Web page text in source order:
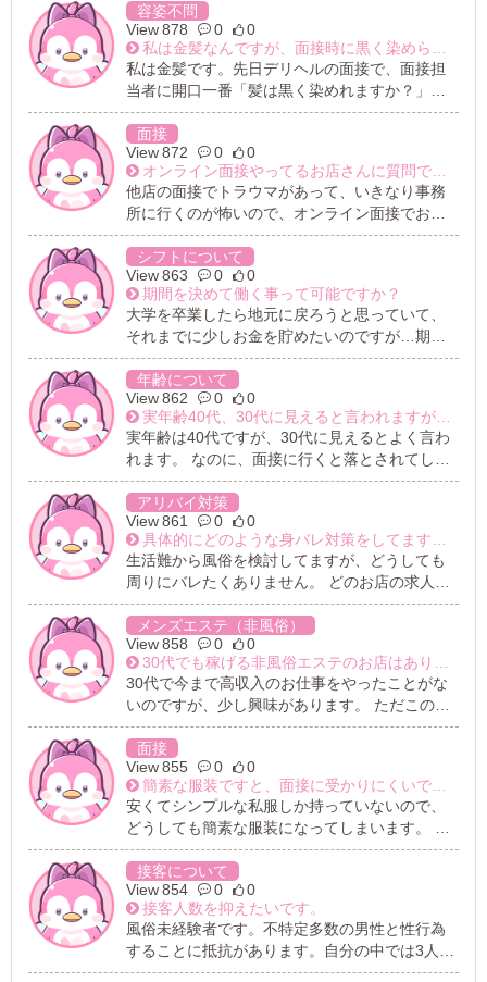
褒めて頂いたりとても良くしてくれていて、 自
分も写メ日記を上げる時間や内容や写真の構図
やお礼日記を出来るだけ長文にしたりと出来る
ことは精一杯やっているのですが、 やはりどこ
心が折れそうです。 どうしたら稼げる様になる
のでしょうか？
すが、営業サイトの私のページの名前がまさか
の本名になってました。 源氏名になってません
でした。やばくないですか？ 身バレ対策バッチ
リって言っていたのにさっそく本名が明かされ
ました。 幸いにも珍しい名前ではないですし、
いでしょうが、本当に最悪な気分でした。お店
はすぐに名前を変えてくれましたが、もう信用
できなくてその日の内に退店しました。 それっ
きり怖くて、お仕事したいのに怖くて面接へ行
しょうか？
容姿不問
878
0
0
私は金髪なんですが、面接時に黒く染められますか？と聞かれ断ったところ、帰らされました。同じことの繰り返しは嫌です。。
私は金髪です。先日デリヘルの面接で、面接担
当者に開口一番「髪は黒く染めれますか？」と
聞かれたので「黒染めする気はない」と答えた
ら、30秒くらいで帰らされました。。。時間を
無駄にした。悔しい、、、
面接
872
0
0
オンライン面接やってるお店さんに質問です！
他店の面接でトラウマがあって、いきなり事務
所に行くのが怖いので、オンライン面接でお話
をしたいと考えております。 ただ、自撮り棒等
も持っていないので、立ち上がってパソコンか
スマホかタブレット等でしようとしても、どう
しても全身を写すのは限界があります。 その場
合は、自分の全身を写した無加工の写真を送っ
ても良いでしょうか？ また、座ったままお話だ
やすいお店さんを探しています）
シフトについて
863
0
0
期間を決めて働く事って可能ですか？
大学を卒業したら地元に戻ろうと思っていて、
それまでに少しお金を貯めたいのですが…期間
を決めて働く事って可能ですか？ 可能な場合、
この期間までとお約束すると思うんですが、卒
業できなかったら働くの延長とかできますか？
年齢について
862
0
0
実年齢40代、30代に見えると言われますが、私に合ったお店を教えてください。
実年齢は40代ですが、30代に見えるとよく言わ
れます。 なのに、面接に行くと落とされてしま
います。 私に合ったコンセプトのお店はどうい
うお店になるのでしょうか？ 未経験なのでアド
バイスいただきたいです。
アリバイ対策
861
0
0
具体的にどのような身バレ対策をしてますか？顔を出さなくても雇ってくれますか？
生活難から風俗を検討してますが、どうしても
周りにバレたくありません。 どのお店の求人に
もバレないと記載されてますが、大学で同じゼ
ミの子が風俗をしていると噂になってました。
私はその子と話したことがないので、本当なの
かただの噂なのかは分かりませんが、どちらに
せよ噂になっていることが大変だと思いまし
た。 どういった経緯で噂になってしまったのか
のような事態は絶対に避けたいです。 お店はど
ういった身バレ対策をしておりますか？顔を出
さなくても雇ってくれますか？
メンズエステ（非風俗）
858
0
0
30代でも稼げる非風俗エステのお店はありますか？
30代で今まで高収入のお仕事をやったことがな
いのですが、少し興味があります。 ただこの年
齢で風俗のお仕事をやるにはキビしそうなイメ
ージ（稼げない、指名されないなど）があるの
で、経験のあるエステを希望しています。 普通
のエステなので、高収入業界でのお仕事がどん
なものかわかりません。 やっぱり何となく若い
子のほうが稼げるイメージがあります。 私のよ
面接
855
0
0
簡素な服装ですと、面接に受かりにくいですか？
安くてシンプルな私服しか持っていないので、
どうしても簡素な服装になってしまいます。 生
活費もかなり節約している状況なので、新しい
服を買うゆとりも無く…。 スカートは履いてい
ますが、大学・一般バイトに行けるような服装
や身内・同性の友人と出掛けられるような服装
しかありません。 デートに行けるような服装や
女子アナっぽい服装じゃないと受からないとい
接客について
854
0
0
接客人数を抑えたいです。
風俗未経験者です。不特定多数の男性と性行為
することに抵抗があります。自分の中では3人ま
でが限界だと考えております。風俗で働くうえ